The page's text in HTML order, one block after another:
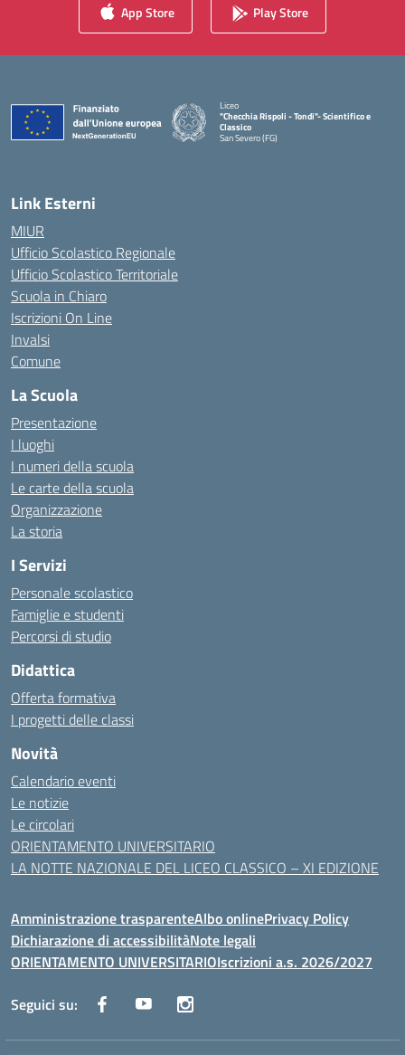
App Store Play Store
Liceo
"Checchia Rispoli - Tondi"- Scientifico e
Classico
San Severo (FG)
Link Esterni
MIUR
Ufficio Scolastico Regionale
Ufficio Scolastico Territoriale
Scuola in Chiaro
Iscrizioni On Line
Invalsi
Comune
La Scuola
Presentazione
I luoghi
I numeri della scuola
Le carte della scuola
Organizzazione
La storia
I Servizi
Personale scolastico
Famiglie e studenti
Percorsi di studio
Didattica
Offerta formativa
I progetti delle classi
Novità
Calendario eventi
Le notizie
Le circolari
ORIENTAMENTO UNIVERSITARIO
LA NOTTE NAZIONALE DEL LICEO CLASSICO – XI EDIZIONE
Amministrazione trasparenteAlbo onlinePrivacy Policy
Dichiarazione di accessibilitàNote legali
ORIENTAMENTO UNIVERSITARIOIscrizioni a.s. 2026/2027
Seguici su: